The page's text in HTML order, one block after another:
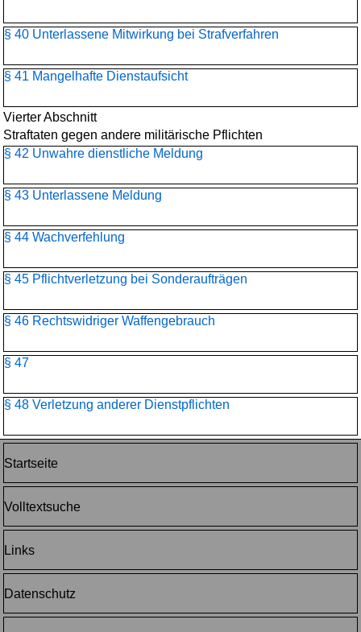
§ 40 Unterlassene Mitwirkung bei Strafverfahren
§ 41 Mangelhafte Dienstaufsicht
Vierter Abschnitt
Straftaten gegen andere militärische Pflichten
§ 42 Unwahre dienstliche Meldung
§ 43 Unterlassene Meldung
§ 44 Wachverfehlung
§ 45 Pflichtverletzung bei Sonderaufträgen
§ 46 Rechtswidriger Waffengebrauch
§ 47
§ 48 Verletzung anderer Dienstpflichten
Startseite
Volltextsuche
Links
Datenschutz